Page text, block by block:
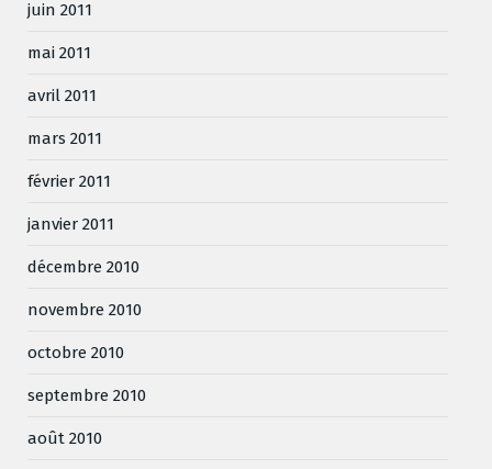
juin 2011
mai 2011
avril 2011
mars 2011
février 2011
janvier 2011
décembre 2010
novembre 2010
octobre 2010
septembre 2010
août 2010